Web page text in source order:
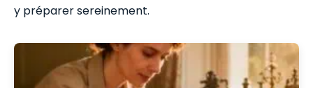
y préparer sereinement.